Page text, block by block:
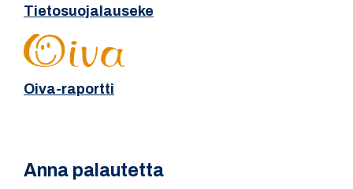
Tietosuojalauseke
Oiva-raportti
Anna palautetta